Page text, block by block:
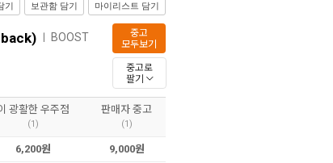
기 보관함 담기 마이리스트 담기
BOOST
중고
모두보기
중고로
팔기
광활한 우주점
(1)
판매자 중고
(1)
6,200원 9,000원